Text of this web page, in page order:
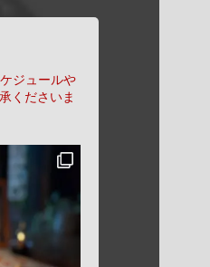
ジュールや
くださいま